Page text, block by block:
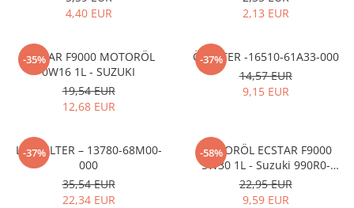
4,40 EUR
2,13 EUR
-35%
ECSTAR F9000 MOTORÖL
0W16 1L - SUZUKI
19,54 EUR
12,68 EUR
-37%
ÖLFILTER -16510-61A33-000
14,57 EUR
9,15 EUR
-37%
LUFTFILTER – 13780-68M00-
000
35,54 EUR
22,34 EUR
-58%
MOTORÖL ECSTAR F9000
5W30 1L - Suzuki 990R0-
21E72-001
22,95 EUR
9,59 EUR